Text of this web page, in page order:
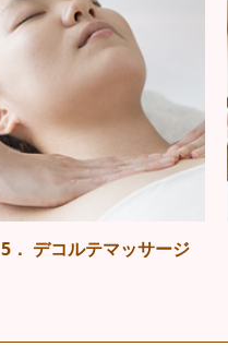
5． デコルテマッサージ